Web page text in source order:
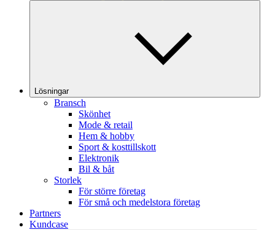
Lösningar
Bransch
Skönhet
Mode & retail
Hem & hobby
Sport & kosttillskott
Elektronik
Bil & båt
Storlek
För större företag
För små och medelstora företag
Partners
Kundcase